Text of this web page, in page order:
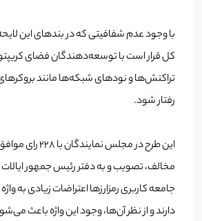
با وجود عدم شفافیتی که در بندهای این
کل قرار است با توسعه‌‌دهندگان فضای
تراکنش‌ها و نودهای شبکه‌ها مانند
رفتار شود.
مخالف، تصویب و به دفتر رئیس جمهور
جامعه کاربری رمزارزها اعتراضات زیادی به
دارند و از نظر آن‌ها، وجود این واژه باعث